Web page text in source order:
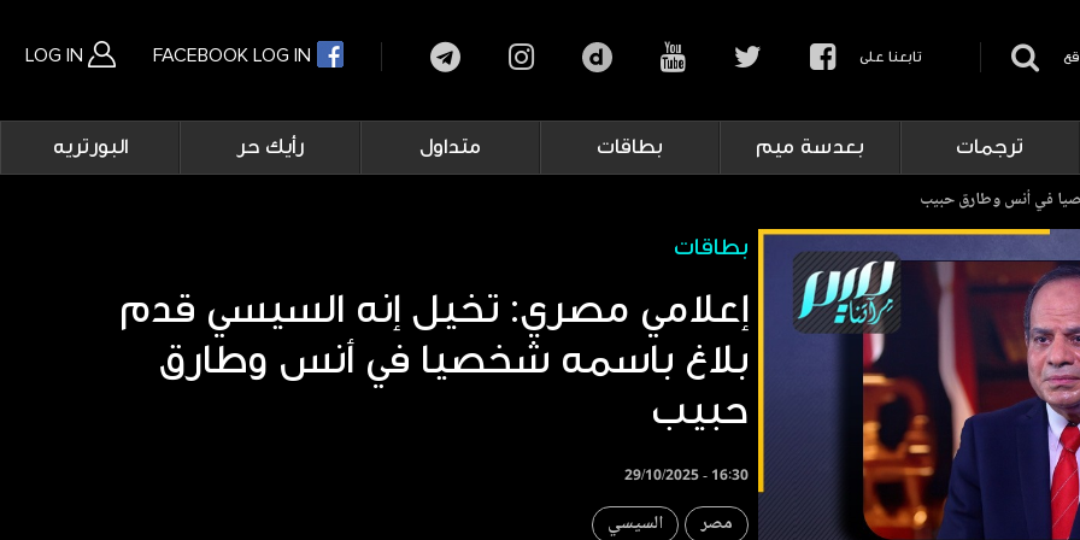
LOG IN FACEBOOK LOG IN تابعنا على
Main
navigation
ترجمات بعدسة ميم بطاقات متداول رأيك حر البورتريه
في أنس وطارق حبيب
بطاقات
إعلامي مصري: تخيل إنه السيسي قدم
بلاغ باسمه شخصيا في أنس وطارق
حبيب
29/10/2025 - 16:30
مصر السيسي